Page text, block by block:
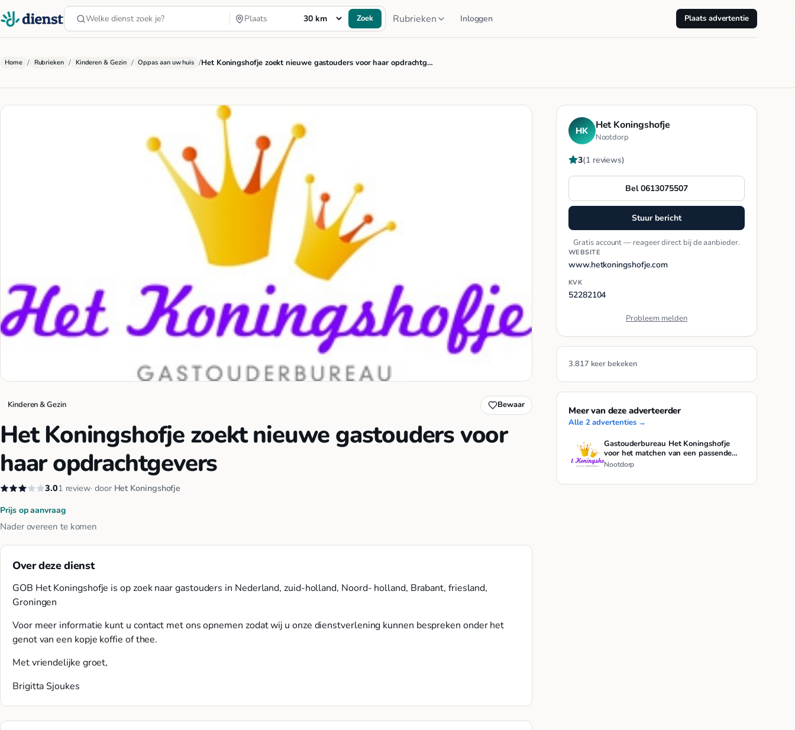
Zoek Rubrieken Inloggen Plaats advertentie
Home / Rubrieken / Kinderen & Gezin / Oppas aan uw huis /Het Koningshofje zoekt nieuwe gastouders voor haar opdrachtg…
Kinderen & Gezin Bewaar
Het Koningshofje zoekt nieuwe gastouders voor
haar opdrachtgevers
3.01 review· door Het Koningshofje
Prijs op aanvraag
Nader overeen te komen
Over deze dienst
GOB Het Koningshofje is op zoek naar gastouders in Nederland, zuid-holland, Noord- holland, Brabant, friesland,
Groningen
Voor meer informatie kunt u contact met ons opnemen zodat wij u onze dienstverlening kunnen bespreken onder het
genot van een kopje koffie of thee.
Met vriendelijke groet,
Brigitta Sjoukes
HK Het Koningshofje
Nootdorp
3(1 reviews)
Bel 0613075507
Stuur bericht
Gratis account — reageer direct bij de aanbieder.
WEBSITE
www.hetkoningshofje.com
KVK
52282104
Probleem melden
3.817 keer bekeken
Meer van deze adverteerder
Alle 2 advertenties →
Gastouderbureau Het Koningshofje
voor het matchen van een passende
nanny voor uw gezin
Nootdorp